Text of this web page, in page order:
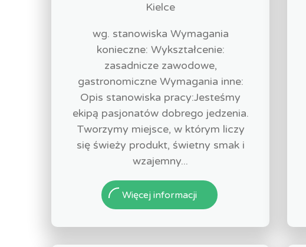
Kielce
wg. stanowiska Wymagania
konieczne: Wykształcenie:
zasadnicze zawodowe,
gastronomiczne Wymagania inne:
Opis stanowiska pracy:Jesteśmy
ekipą pasjonatów dobrego jedzenia.
Tworzymy miejsce, w którym liczy
się świeży produkt, świetny smak i
wzajemny...
Więcej informacji